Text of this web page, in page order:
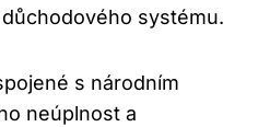
systému.
s národním
neúplnost a